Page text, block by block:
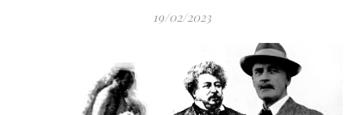
19/02/2023